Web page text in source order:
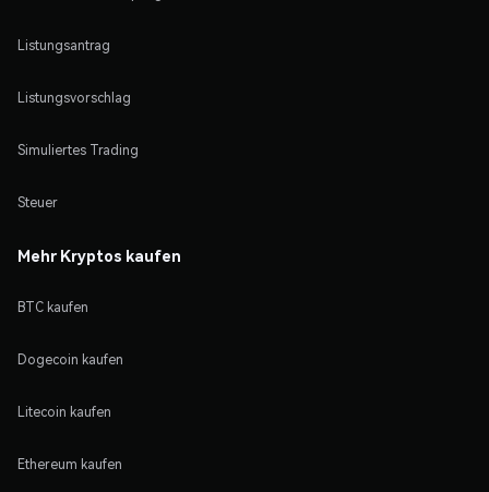
Listungsantrag
Listungsvorschlag
Simuliertes Trading
Steuer
Mehr Kryptos kaufen
BTC kaufen
Dogecoin kaufen
Litecoin kaufen
Ethereum kaufen